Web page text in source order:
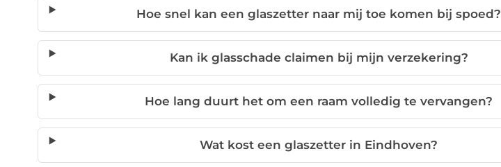
Hoe snel kan een glaszetter naar mij toe komen bij spoed?
Kan ik glasschade claimen bij mijn verzekering?
Hoe lang duurt het om een raam volledig te vervangen?
Wat kost een glaszetter in Eindhoven?